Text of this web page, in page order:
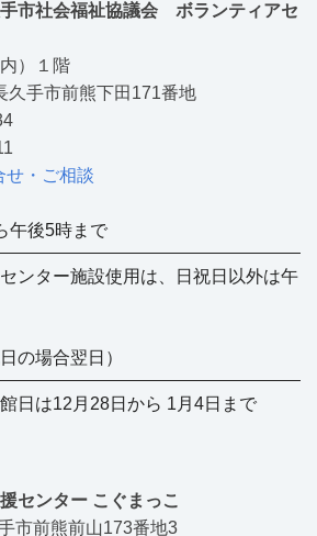
市社会福祉協議会 ボランティアセ
）１階
久手市前熊下田171番地
せ・ご相談
午後5時まで
センター施設使用は、日祝日以外は午
の場合翌日）
日は12月28日から 1月4日まで
センター こぐまっこ
市前熊前山173番地3